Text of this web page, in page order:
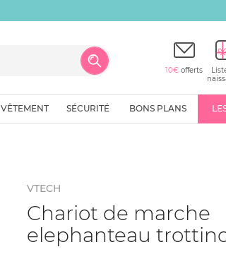
10€ offerts
VÊTEMENT SÉCURITÉ BONS PLANS
VTECH
Chariot de marche
elephanteau